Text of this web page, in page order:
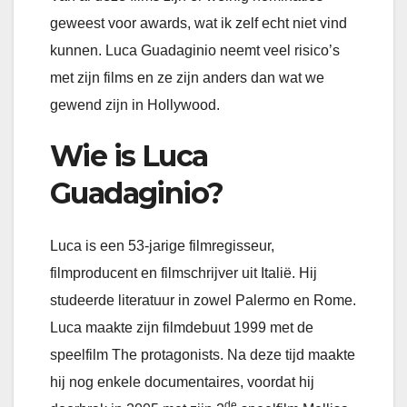
geweest voor awards, wat ik zelf echt niet vind
kunnen. Luca Guadaginio neemt veel risico’s
met zijn films en ze zijn anders dan wat we
gewend zijn in Hollywood.
Wie is Luca
Guadaginio?
Luca is een 53-jarige filmregisseur,
filmproducent en filmschrijver uit Italië. Hij
studeerde literatuur in zowel Palermo en Rome.
Luca maakte zijn filmdebuut 1999 met de
speelfilm The protagonists. Na deze tijd maakte
hij nog enkele documentaires, voordat hij